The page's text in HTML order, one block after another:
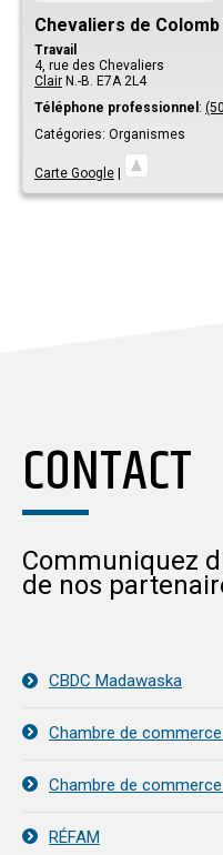
Chevaliers de
Travail
4, rue des Chevaliers
Clair N.-B. E7A 2L4
Téléphone professionnel :
Catégories: Organismes
Carte Google |
CONTACT
Communiquez
de nos
CBDC Madawaska
Chambre de
Chambre de
RÉFAM